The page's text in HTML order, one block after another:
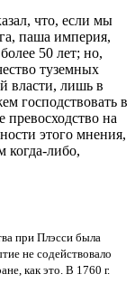
что, если мы
паша империя,
50 лет; но,
туземных
власти, лишь в
господствовать в
на
этого мнения,
когда-либо,
при Плэсси была
не содействовало
как это. В 1760 г.